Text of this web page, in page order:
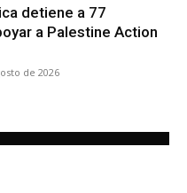
detiene a 77
a Palestine Action
de 2026